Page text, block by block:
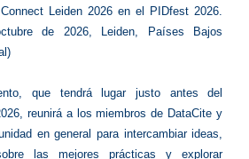
Leiden 2026 en el PIDfest 2026.
de 2026, Leiden, Países Bajos
que tendrá lugar justo antes del
reunirá a los miembros de DataCite y
en general para intercambiar ideas,
las mejores prácticas y explorar